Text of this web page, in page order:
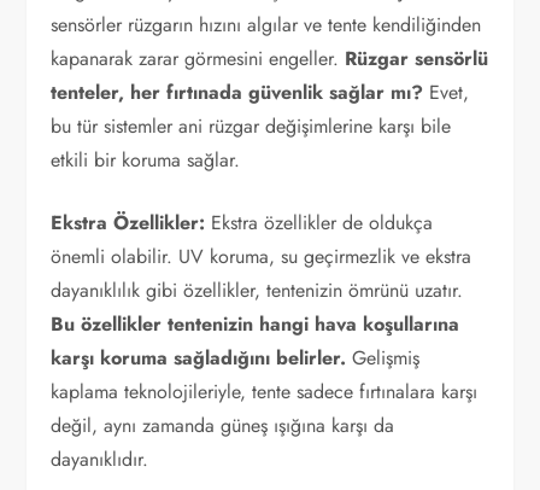
sensörler rüzgarın hızını algılar ve tente kendiliğinden
kapanarak zarar görmesini engeller. Rüzgar sensörlü
tenteler, her fırtınada güvenlik sağlar mı? Evet,
bu tür sistemler ani rüzgar değişimlerine karşı bile
etkili bir koruma sağlar.
Ekstra Özellikler: Ekstra özellikler de oldukça
önemli olabilir. UV koruma, su geçirmezlik ve ekstra
dayanıklılık gibi özellikler, tentenizin ömrünü uzatır.
Bu özellikler tentenizin hangi hava koşullarına
karşı koruma sağladığını belirler. Gelişmiş
kaplama teknolojileriyle, tente sadece fırtınalara karşı
değil, aynı zamanda güneş ışığına karşı da
dayanıklıdır.